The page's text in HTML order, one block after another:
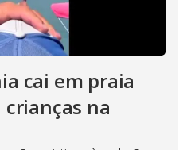
cai em praia
na